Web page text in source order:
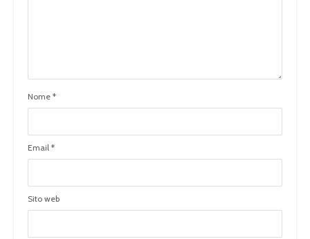
Nome *
Email *
Sito web